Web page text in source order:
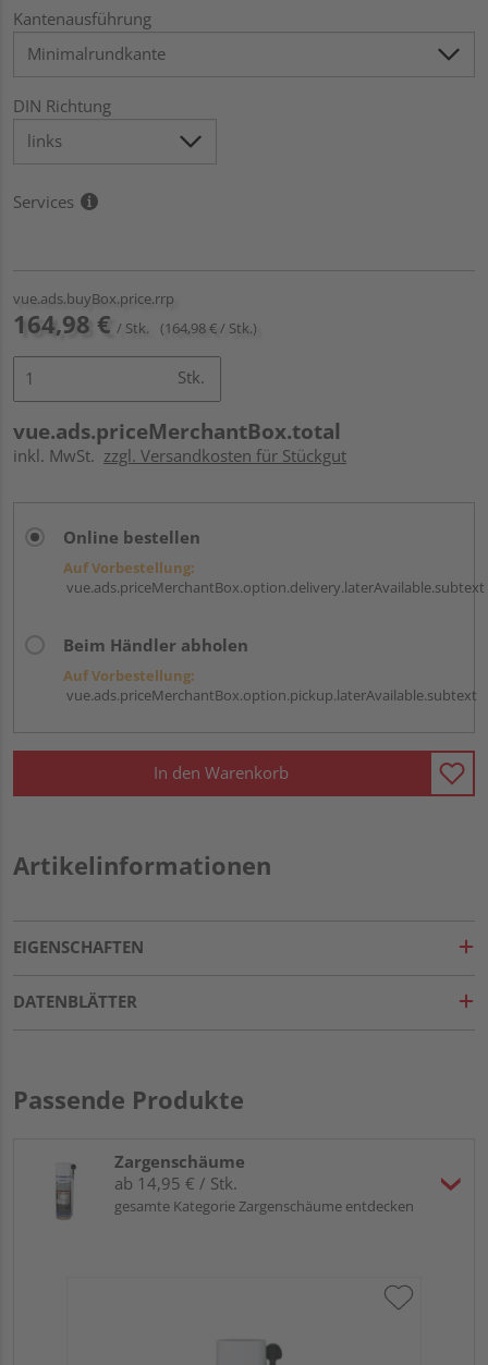
Kantenausführung
DIN Richtung
Services
vue.ads.buyBox.price.rrp
164,98 € / Stk. (164,98 € / Stk.)
Stk.
vue.ads.priceMerchantBox.total
inkl. MwSt. zzgl. Versandkosten für Stückgut
Online bestellen
Auf Vorbestellung:
vue.ads.priceMerchantBox.option.delivery.laterAvailable.subtext
Beim Händler abholen
Auf Vorbestellung:
vue.ads.priceMerchantBox.option.pickup.laterAvailable.subtext
In den Warenkorb
Artikelinformationen
EIGENSCHAFTEN
DATENBLÄTTER
Passende Produkte
Zargenschäume
ab 14,95 € / Stk.
gesamte Kategorie Zargenschäume entdecken